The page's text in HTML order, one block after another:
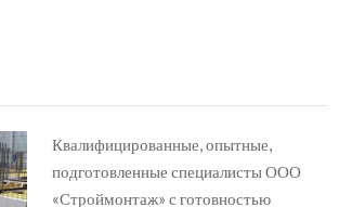
Квалифицированные, опытные,
подготовленные специалисты ООО
«Строймонтаж» с готовностью